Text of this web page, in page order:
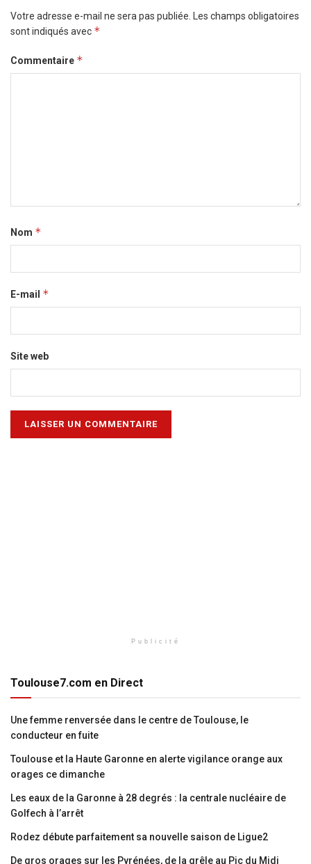
Votre adresse e-mail ne sera pas publiée. Les champs obligatoires
sont indiqués avec *
Commentaire *
Nom *
E-mail *
Site web
Publicité
Toulouse7.com en Direct
Une femme renversée dans le centre de Toulouse, le
conducteur en fuite
Toulouse et la Haute Garonne en alerte vigilance orange aux
orages ce dimanche
Les eaux de la Garonne à 28 degrés : la centrale nucléaire de
Golfech à l’arrêt
Rodez débute parfaitement sa nouvelle saison de Ligue2
De gros orages sur les Pyrénées, de la grêle au Pic du Midi